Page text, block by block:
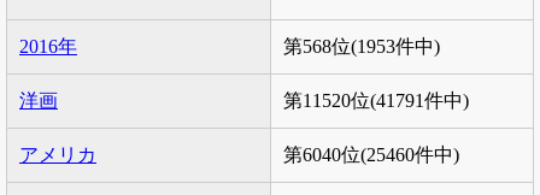
2016年 第568位(1953件中)
洋画 第11520位(41791件中)
アメリカ 第6040位(25460件中)